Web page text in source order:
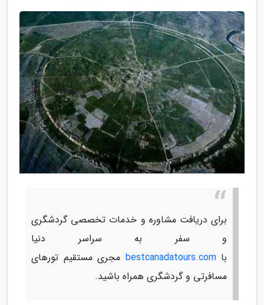
برای دریافت مشاوره و خدمات تخصصی گردشگری
و سفر به سراسر دنیا
باbestcanadatours.com مجری مستقیم تورهای
مسافرتی و گردشگری همراه باشید.